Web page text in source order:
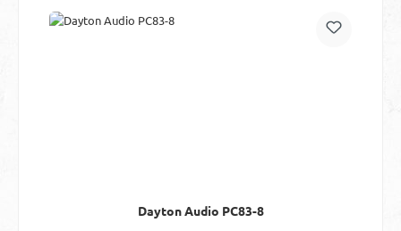
Dayton Audio PC83-8